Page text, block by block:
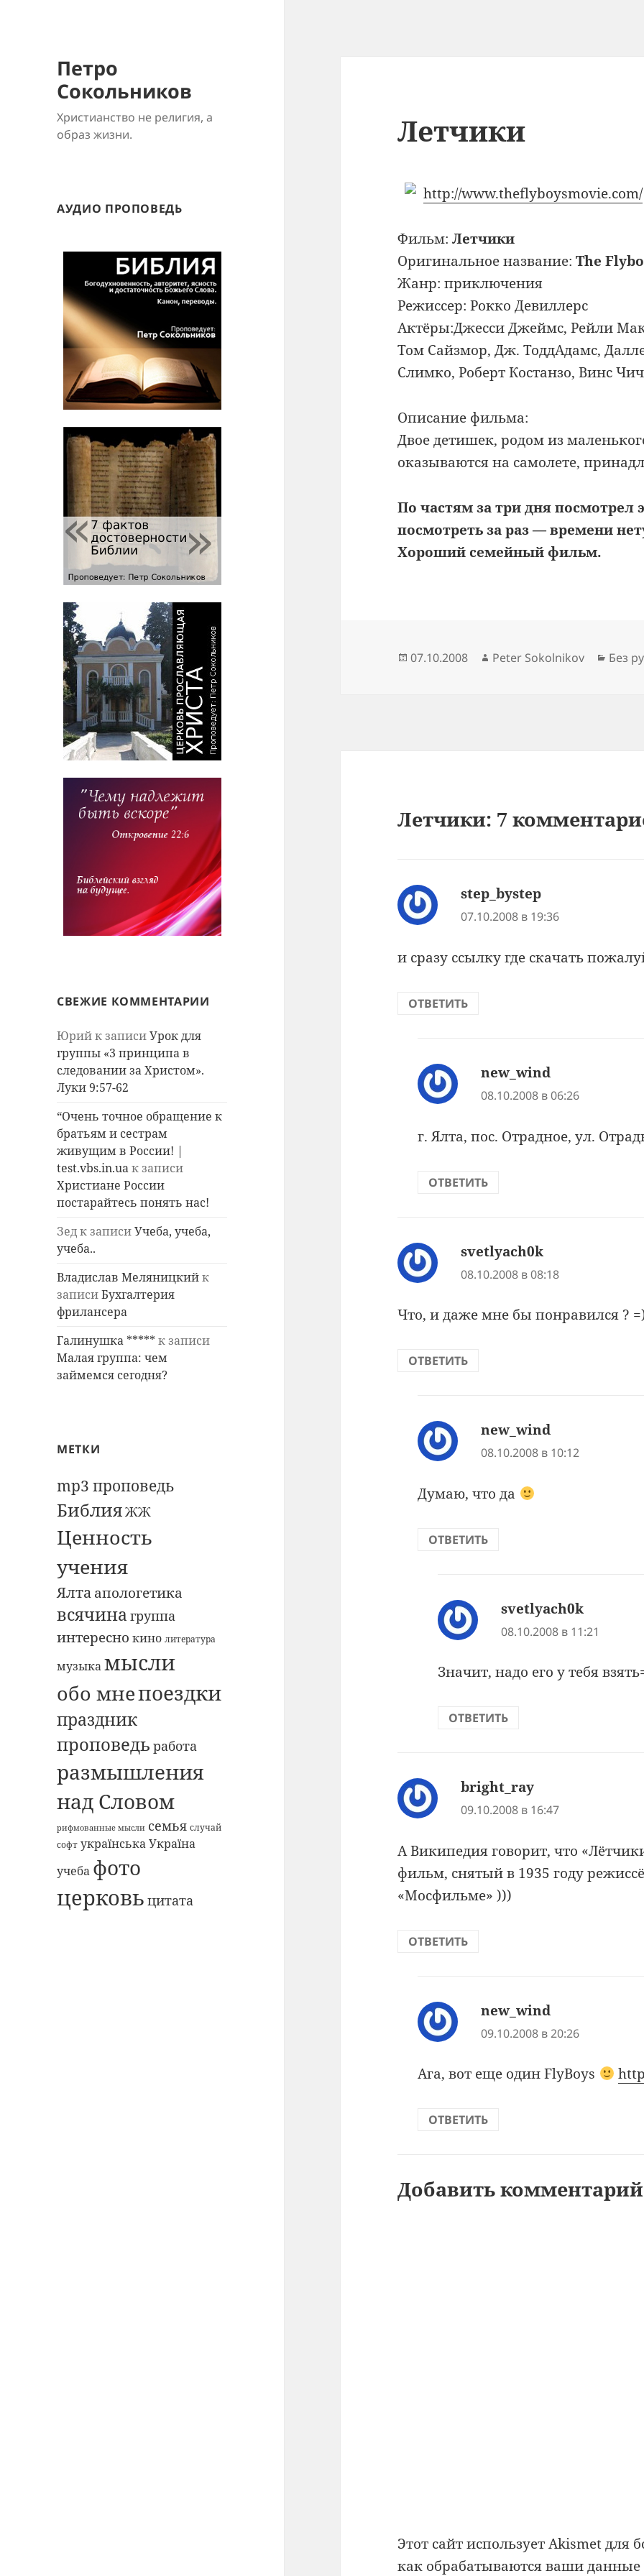
Петро
Сокольников
Христианство не религия, а
образ жизни.
АУДИО ПРОПОВЕДЬ
СВЕЖИЕ КОММЕНТАРИИ
Юрийк записиУрок для
группы «3 принципа в
следовании за Христом».
Луки 9:57-62
“Очень точное обращение к
братьям и сестрам
живущим в России! |
test.vbs.in.uaк записи
Христиане России
постарайтесь понять нас!
Зедк записиУчеба, учеба,
учеба..
Владислав Меляницкийк
записиБухгалтерия
фрилансера
Галинушка ***** к записи
Малая группа: чем
займемся сегодня?
МЕТКИ
mp3 проповедь
БиблияЖЖ
Ценность
учения
Ялтаапологетика
всячина группа
интересно кино литература
музыкамысли
обо мнепоездки
праздник
проповедь работа
размышления
над Словом
рифмованные мысли семья случай
софт українська Україна
учеба фото
церковь цитата
Летчики
http://www.theflyboysmovie.com/
Фильм:Летчики
Оригинальное название:The
Жанр: приключения
Режиссер: Рокко Девиллерс
Актёры:Джесси Джеймс, Рейли
Том Сайзмор, Дж. ТоддАдамс,
Слимко, Роберт Костанзо, Винс
Описание фильма:
Двое детишек, родом из
оказываются на самолете,
По частям за три дня посмотрел
посмотреть за раз — времени
Хороший семейный фильм.
Опубликовано
07.10.2008 Автор
Peter Sokolnikov Без
Летчики: 7
step_bystep
07.10.2008 в 19:36
и сразу ссылку где скачать
ОТВЕТИТЬ
new_wind
08.10.2008 в 06:26
г. Ялта, пос. Отрадное, ул.
ОТВЕТИТЬ
svetlyach0k
08.10.2008 в 08:18
Что, и даже мне бы понравился ?
ОТВЕТИТЬ
new_wind
08.10.2008 в 10:12
Думаю, что да
ОТВЕТИТЬ
svetlyach0k
08.10.2008 в 11:21
Значит, надо его у тебя
ОТВЕТИТЬ
bright_ray
09.10.2008 в 16:47
А Википедия говорит, что
фильм, снятый в 1935 году
«Мосфильме» )))
ОТВЕТИТЬ
new_wind
09.10.2008 в 20:26
Ага, вот еще один FlyBoys
ОТВЕТИТЬ
Добавить комментарий
Этот сайт использует Akismet для
как обрабатываются ваши